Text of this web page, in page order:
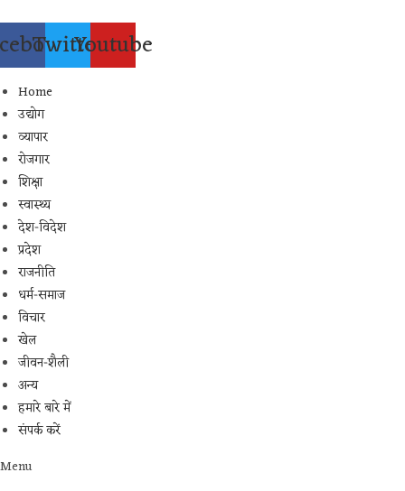
contentTwitterYoutube
Home
उद्योग
व्यापार
रोजगार
शिक्षा
स्वास्थ्य
देश-विदेश
प्रदेश
राजनीति
धर्म-समाज
विचार
खेल
जीवन-शैली
अन्य
हमारे बारे में
संपर्क करें
Menu